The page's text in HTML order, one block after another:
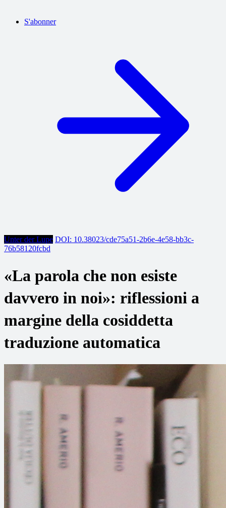
S'abonner
Unter der Lupe DOI: 10.38023/cde75a51-2b6e-4e58-bb3c-
76b58120fcbd
«La parola che non esiste
davvero in noi»: riflessioni a
margine della cosiddetta
traduzione automatica